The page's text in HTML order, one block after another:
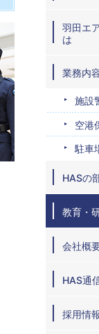
羽田エ
は
業務内
施設
空港
駐車
HASの
教育・
会社概
HAS通
採用情